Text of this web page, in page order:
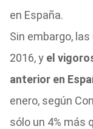
en España.
Sin embargo,
2016, y el
anterior en
enero, según
sólo un 4% más